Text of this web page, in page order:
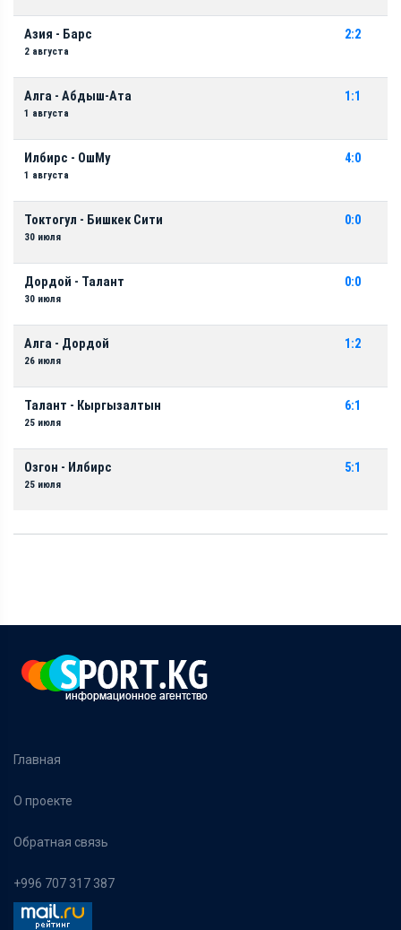
Азия - Барс
2 августа
2:2
Алга - Абдыш-Ата
1 августа
1:1
Илбирс - ОшМу
1 августа
4:0
Токтогул - Бишкек Сити
30 июля
0:0
Дордой - Талант
30 июля
0:0
Алга - Дордой
26 июля
1:2
Талант - Кыргызалтын
25 июля
6:1
Озгон - Илбирс
25 июля
5:1
Главная
О проекте
Обратная связь
+996 707 317 387